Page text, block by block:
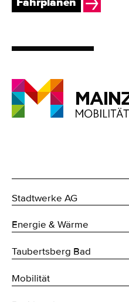
Fahrplänen
Stadtwerke AG
Energie & Wärme
Taubertsberg Bad
Mobilität